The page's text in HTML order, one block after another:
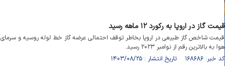
قیمت گاز در اروپا به رکورد ۱۲ ماهه رسید
قیمت شاخص گاز طبیعی در اروپا بخاطر توقف احتمالی عرضه گاز خط لوله روسیه و سرمای
هوا به بالاترین رقم از نوامبر ۲۰۲۳ رسید.
کد خبر: ۱۶۸۶۸۶ تاریخ انتشار : ۱۴۰۳/۰۸/۲۵